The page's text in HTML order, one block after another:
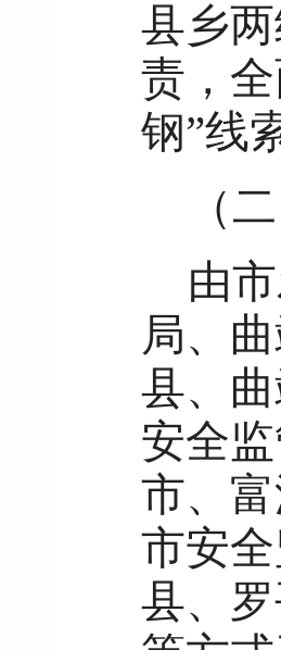
县乡
责，
钢”线
（
由
局、
县、
安全
市、
市安
县、